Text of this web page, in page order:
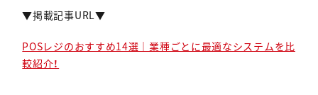
▼掲載記事URL▼
POSレジのおすすめ14選｜業種ごとに最適なシステムを比
較紹介！